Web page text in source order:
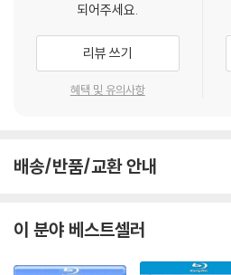
되어주세요.
리뷰 쓰기
혜택 및 유의사항
배송/반품/교환 안내
이 분야 베스트셀러